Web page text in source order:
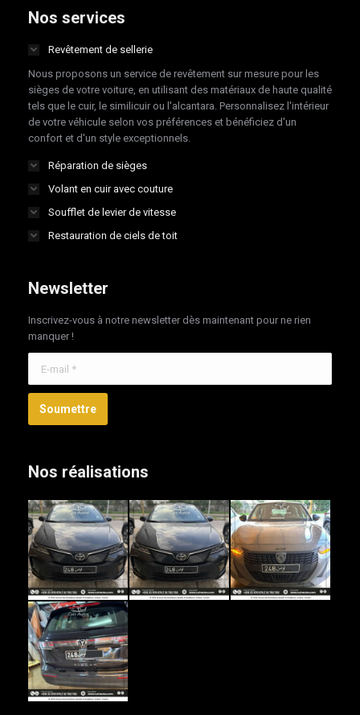
opens
new
window
opens
new
window
opens
new
window
opens
new
window
Nos services
Revêtement de sellerie
Nous proposons un service de revêtement sur mesure pour les
sièges de votre voiture, en utilisant des matériaux de haute qualité
tels que le cuir, le similicuir ou l'alcantara. Personnalisez l'intérieur
de votre véhicule selon vos préférences et bénéficiez d'un
confort et d'un style exceptionnels.
Réparation de sièges
Volant en cuir avec couture
Soufflet de levier de vitesse
Restauration de ciels de toit
Newsletter
Inscrivez-vous à notre newsletter dès maintenant pour ne rien
manquer !
Soumettre
Nos réalisations